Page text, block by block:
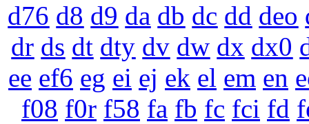
d76 d8 d9 da db dc dd deo
dr ds dt dty dv dw dx dx0
ee ef6 eg ei ej ek el em en
f08 f0r f58 fa fb fc fci fd